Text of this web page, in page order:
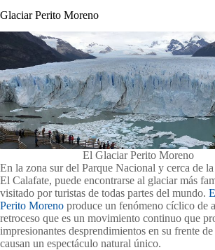
Glaciar Perito Moreno
El Glaciar Perito Moreno
En la zona sur del Parque Nacional y cerca de
El Calafate, puede encontrarse al glaciar más
visitado por turistas de todas partes del mundo.
Perito Moreno produce un fenómeno cíclico de
retroceso que es un movimiento continuo que
impresionantes desprendimientos en su frente
causan un espectáculo natural único.